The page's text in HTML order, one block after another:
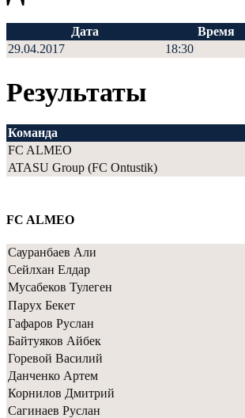
Дата
Время
29.04.2017
18:30
Результаты
Команда
FC ALMEO
ATASU Group (FC Ontustik)
FC ALMEO
Сауранбаев Али
Сейлхан Елдар
Мусабеков Тулеген
Парух Бекет
Гафаров Руслан
Байтуяков Айбек
Горевой Василий
Данченко Артем
Корнилов Дмитрий
Сагинаев Руслан